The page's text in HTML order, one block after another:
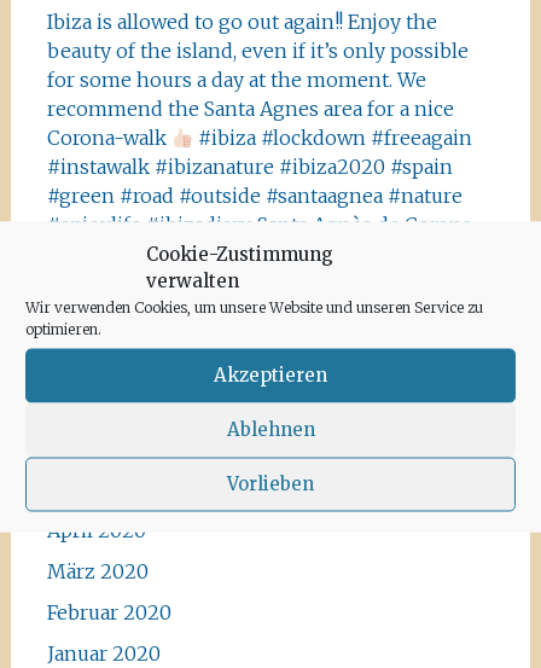
Cookie-Zustimmung
verwalten
Wir verwenden Cookies, um unsere Website und unseren Service zu
optimieren.
Akzeptieren
Ablehnen
Vorlieben
Ibiza is allowed to go out again!! Enjoy the
beauty of the island, even if it’s only possible
for some hours a day at the moment. We
recommend the Santa Agnes area for a nice
Corona-walk
#ibiza #lockdown #freeagain
#instawalk #ibizanature #ibiza2020 #spain
#green #road #outside #santaagnea #nature
#enjoylife #ibizadiary, Santa Agnès de Corona
Archiv
April 2020
März 2020
Februar 2020
Januar 2020